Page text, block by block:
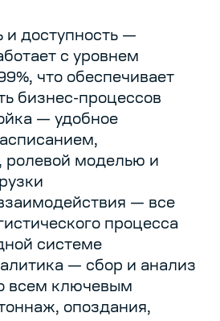
и доступность —
с уровнем
что обеспечивает
бизнес-процессов
— удобное
ролевой моделью и
— все
процесса
системе
— сбор и анализ
всем ключевым
опоздания,